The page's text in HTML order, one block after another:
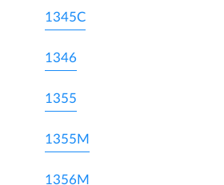
1345C
1346
1355
1355M
1356M